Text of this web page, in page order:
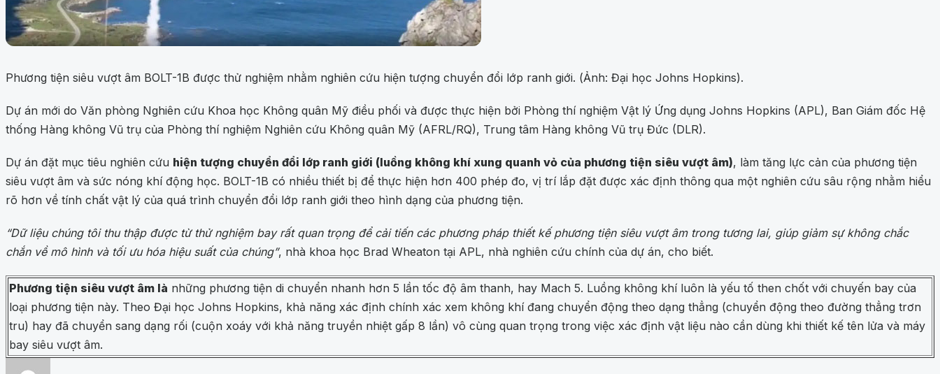
Phương tiện siêu vượt âm BOLT-1B được thử nghiệm nhằm nghiên cứu hiện tượng chuyển đổi lớp ranh giới. (Ảnh: Đại học Johns Hopkins).
Dự án mới do Văn phòng Nghiên cứu Khoa học Không quân Mỹ điều phối và được thực hiện bởi Phòng thí nghiệm Vật lý Ứng dụng Johns Hopkins (APL), Ban Giám đốc Hệ
thống Hàng không Vũ trụ của Phòng thí nghiệm Nghiên cứu Không quân Mỹ (AFRL/RQ), Trung tâm Hàng không Vũ trụ Đức (DLR).
Dự án đặt mục tiêu nghiên cứu hiện tượng chuyển đổi lớp ranh giới (luồng không khí xung quanh vỏ của phương tiện siêu vượt âm), làm tăng lực cản của phương tiện
siêu vượt âm và sức nóng khí động học. BOLT-1B có nhiều thiết bị để thực hiện hơn 400 phép đo, vị trí lắp đặt được xác định thông qua một nghiên cứu sâu rộng nhằm hiểu
rõ hơn về tính chất vật lý của quá trình chuyển đổi lớp ranh giới theo hình dạng của phương tiện.
“Dữ liệu chúng tôi thu thập được từ thử nghiệm bay rất quan trọng để cải tiến các phương pháp thiết kế phương tiện siêu vượt âm trong tương lai, giúp giảm sự không chắc
chắn về mô hình và tối ưu hóa hiệu suất của chúng”, nhà khoa học Brad Wheaton tại APL, nhà nghiên cứu chính của dự án, cho biết.
Phương tiện siêu vượt âm là những phương tiện di chuyển nhanh hơn 5 lần tốc độ âm thanh, hay Mach 5. Luồng không khí luôn là yếu tố then chốt với chuyến bay của
loại phương tiện này. Theo Đại học Johns Hopkins, khả năng xác định chính xác xem không khí đang chuyển động theo dạng thẳng (chuyển động theo đường thẳng trơn
tru) hay đã chuyển sang dạng rối (cuộn xoáy với khả năng truyền nhiệt gấp 8 lần) vô cùng quan trọng trong việc xác định vật liệu nào cần dùng khi thiết kế tên lửa và máy
bay siêu vượt âm.